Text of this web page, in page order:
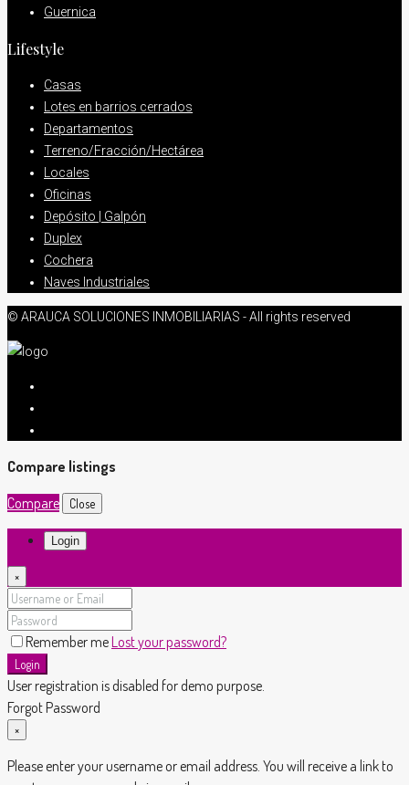
Guernica
Lifestyle
Casas
Lotes en barrios cerrados
Departamentos
Terreno/Fracción/Hectárea
Locales
Oficinas
Depósito | Galpón
Duplex
Cochera
Naves Industriales
© ARAUCA SOLUCIONES INMOBILIARIAS - All rights reserved
Compare listings
Compare
Close
Login
×
Remember meLost your password?
Login
User registration is disabled for demo purpose.
Forgot Password
×
Please enter your username or email address. You will receive a link to